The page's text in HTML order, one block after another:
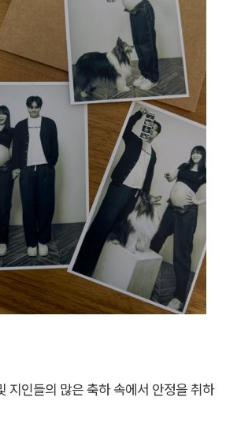
인들의 많은 축하 속에서 안정을 취하